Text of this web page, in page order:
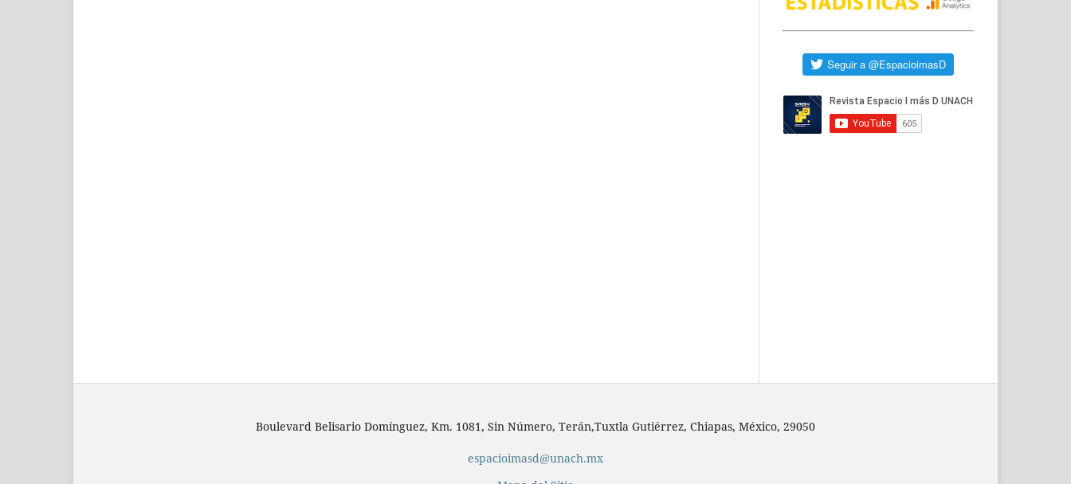
Boulevard Belisario Domínguez, Km. 1081, Sin Número, Terán,Tuxtla Gutiérrez, Chiapas, México, 29050
espacioimasd@unach.mx